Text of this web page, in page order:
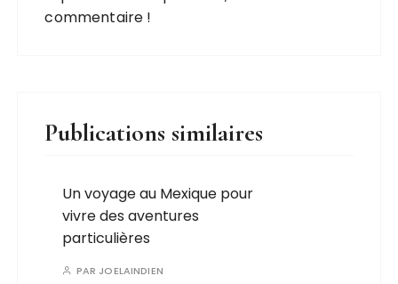
commentaire !
Publications similaires
Un voyage au Mexique pour
vivre des aventures
particulières
PAR JOELAINDIEN